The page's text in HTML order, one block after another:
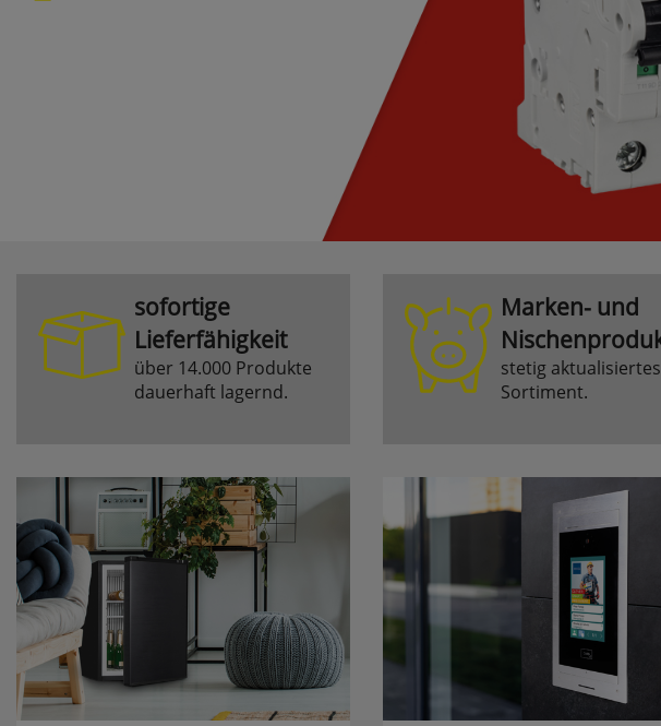
sofortige
Lieferfähigkeit
über 14.000 Produkte
dauerhaft lagernd.
Marken- und
stetig aktualisiertes
Sortiment.